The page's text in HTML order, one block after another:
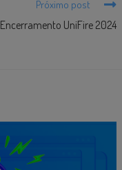
Próximo post
Encerramento UniFire 2024